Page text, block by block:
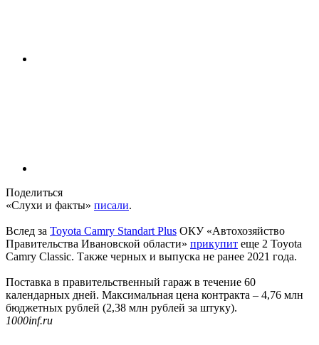
Поделиться
«Слухи и факты» писали.
Вслед за Toyota Camry Standart Plus ОКУ «Автохозяйство
Правительства Ивановской области» прикупит еще 2 Toyota
Camry Classic. Также черных и выпуска не ранее 2021 года.
Поставка в правительственный гараж в течение 60
календарных дней. Максимальная цена контракта – 4,76 млн
бюджетных рублей (2,38 млн рублей за штуку).
1000inf.ru